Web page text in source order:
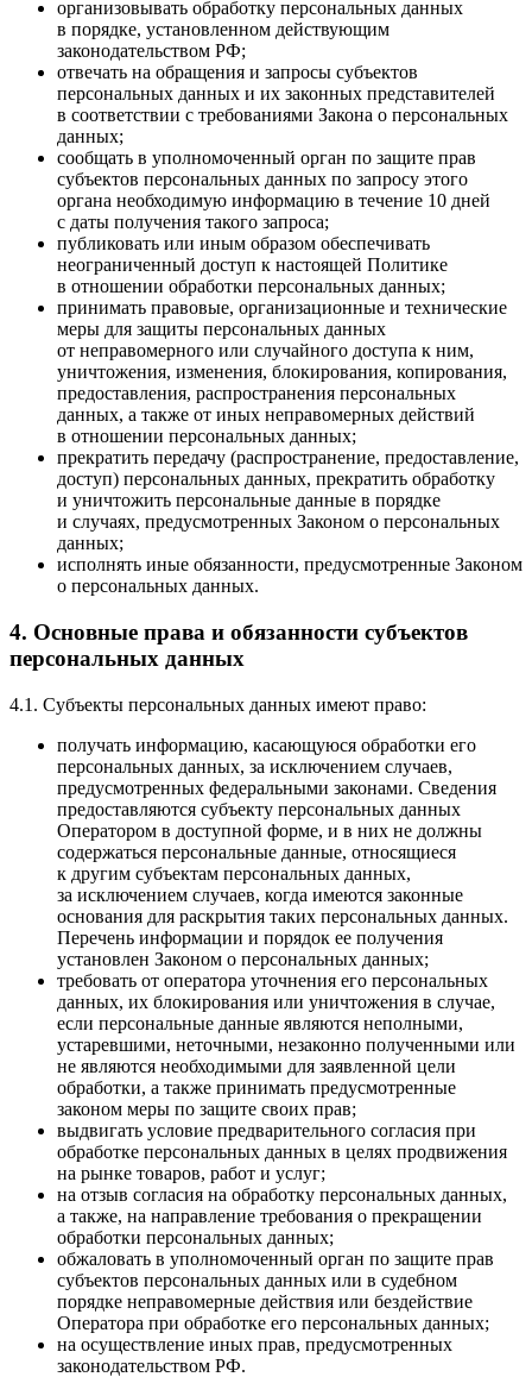
организовывать обработку персональных данных
в порядке, установленном действующим
законодательством РФ;
отвечать на обращения и запросы субъектов
персональных данных и их законных представителей
в соответствии с требованиями Закона о персональных
данных;
сообщать в уполномоченный орган по защите прав
субъектов персональных данных по запросу этого
органа необходимую информацию в течение 10 дней
с даты получения такого запроса;
публиковать или иным образом обеспечивать
неограниченный доступ к настоящей Политике
в отношении обработки персональных данных;
принимать правовые, организационные и технические
меры для защиты персональных данных
от неправомерного или случайного доступа к ним,
уничтожения, изменения, блокирования, копирования,
предоставления, распространения персональных
данных, а также от иных неправомерных действий
в отношении персональных данных;
прекратить передачу (распространение, предоставление,
доступ) персональных данных, прекратить обработку
и уничтожить персональные данные в порядке
и случаях, предусмотренных Законом о персональных
данных;
исполнять иные обязанности, предусмотренные Законом
о персональных данных.
4. Основные права и обязанности субъектов
персональных данных
4.1. Субъекты персональных данных имеют право:
получать информацию, касающуюся обработки его
персональных данных, за исключением случаев,
предусмотренных федеральными законами. Сведения
предоставляются субъекту персональных данных
Оператором в доступной форме, и в них не должны
содержаться персональные данные, относящиеся
к другим субъектам персональных данных,
за исключением случаев, когда имеются законные
основания для раскрытия таких персональных данных.
Перечень информации и порядок ее получения
установлен Законом о персональных данных;
требовать от оператора уточнения его персональных
данных, их блокирования или уничтожения в случае,
если персональные данные являются неполными,
устаревшими, неточными, незаконно полученными или
не являются необходимыми для заявленной цели
обработки, а также принимать предусмотренные
законом меры по защите своих прав;
выдвигать условие предварительного согласия при
обработке персональных данных в целях продвижения
на рынке товаров, работ и услуг;
на отзыв согласия на обработку персональных данных,
а также, на направление требования о прекращении
обработки персональных данных;
обжаловать в уполномоченный орган по защите прав
субъектов персональных данных или в судебном
порядке неправомерные действия или бездействие
Оператора при обработке его персональных данных;
на осуществление иных прав, предусмотренных
законодательством РФ.